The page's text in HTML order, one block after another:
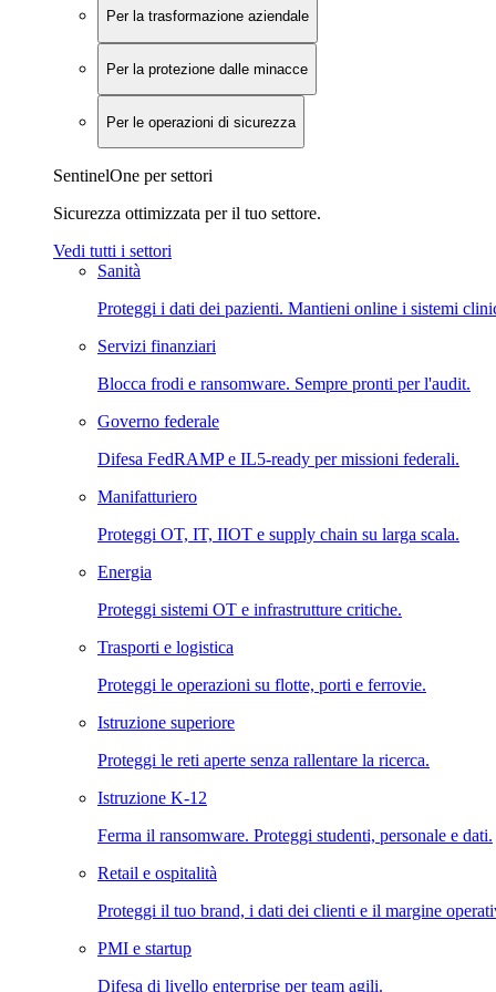
Per la trasformazione aziendale
Per la protezione dalle minacce
Per le operazioni di sicurezza
SentinelOne per settori
Sicurezza ottimizzata per il tuo settore.
Vedi tutti i settori
Sanità
Proteggi i dati dei pazienti. Mantieni online i sistemi
Servizi finanziari
Blocca frodi e ransomware. Sempre pronti per l'audit.
Governo federale
Difesa FedRAMP e IL5-ready per missioni federali.
Manifatturiero
Proteggi OT, IT, IIOT e supply chain su larga scala.
Energia
Proteggi sistemi OT e infrastrutture critiche.
Trasporti e logistica
Proteggi le operazioni su flotte, porti e ferrovie.
Istruzione superiore
Proteggi le reti aperte senza rallentare la ricerca.
Istruzione K-12
Ferma il ransomware. Proteggi studenti, personale e dati.
Retail e ospitalità
Proteggi il tuo brand, i dati dei clienti e il margine
PMI e startup
Difesa di livello enterprise per team agili.